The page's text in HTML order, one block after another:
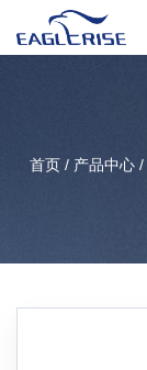
首页 / 产品中心 /